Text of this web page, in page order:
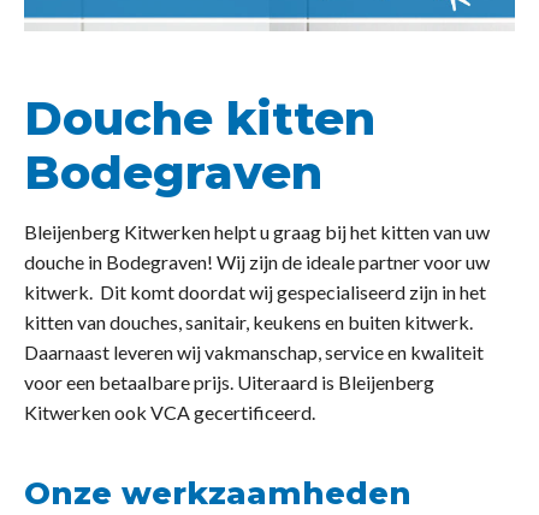
Douche kitten
Bodegraven
Bleijenberg Kitwerken helpt u graag bij het kitten van uw
douche in Bodegraven! Wij zijn de ideale partner voor uw
kitwerk. Dit komt doordat wij gespecialiseerd zijn in het
kitten van douches, sanitair, keukens en buiten kitwerk.
Daarnaast leveren wij vakmanschap, service en kwaliteit
voor een betaalbare prijs. Uiteraard is Bleijenberg
Kitwerken ook VCA gecertificeerd.
Onze werkzaamheden